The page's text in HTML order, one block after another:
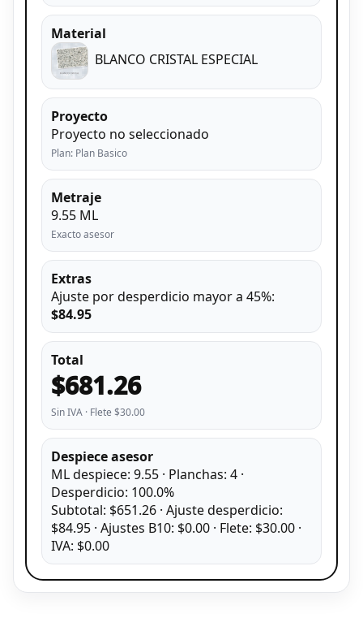
Material
BLANCO CRISTAL ESPECIAL
Proyecto
Proyecto no seleccionado
Plan: Plan Basico
Metraje
9.55 ML
Exacto asesor
Extras
Ajuste por desperdicio mayor a 45%:
$84.95
Total
$681.26
Sin IVA · Flete $30.00
Despiece asesor
ML despiece: 9.55 · Planchas: 4 ·
Desperdicio: 100.0%
Subtotal: $651.26 · Ajuste desperdicio:
$84.95 · Ajustes B10: $0.00 · Flete: $30.00 ·
IVA: $0.00